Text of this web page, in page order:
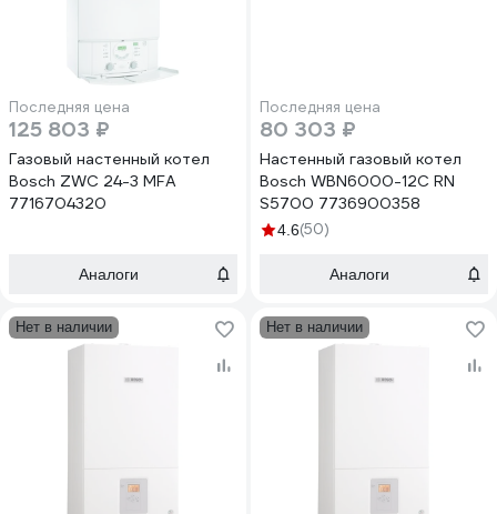
Последняя цена
125 803 ₽
Газовый настенный котел
Bosch ZWC 24-3 MFA
7716704320
Аналоги
Последняя цена
80 303 ₽
Настенный газовый котел
Bosch WBN6000-12C RN
S5700 7736900358
4.6(50)
Аналоги
Нет в наличии Нет в наличии